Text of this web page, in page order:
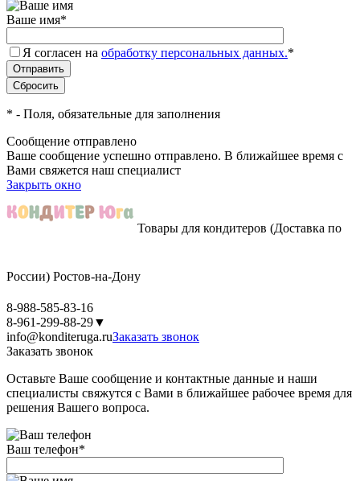
Ваше имя*
Я согласен на обработку персональных данных.*
* - Поля, обязательные для заполнения
Сообщение отправлено
Ваше сообщение успешно отправлено. В ближайшее время с
Вами свяжется наш специалист
Закрыть окно
Товары для кондитеров (Доставка по
России) Ростов-на-Дону
8-988-585-83-16
8-961-299-88-29▼
info@konditeruga.ruЗаказать звонок
Заказать звонок
Оставьте Ваше сообщение и контактные данные и наши
специалисты свяжутся с Вами в ближайшее рабочее время для
решения Вашего вопроса.
Ваш телефон*